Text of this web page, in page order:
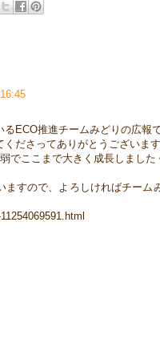
ECO推進チームみどりの広報で
ださってありがとうございます
でここまで大きく成長しました
ますので、よろしければチーム